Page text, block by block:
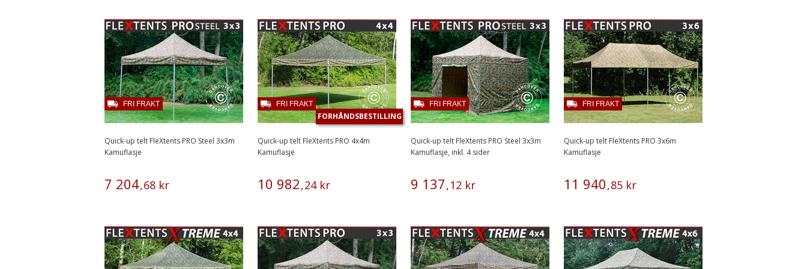
Quick-up telt FleXtents PRO Steel 3x3m
Kamuflasje
7 204,68 kr
FRI FRAKT
Quick-up telt FleXtents PRO 4x4m
Kamuflasje
10 982,24kr
FORHÅNDSBESTILLING
FRI FRAKT
Quick-up telt FleXtents PRO Steel 3x3m
Kamuflasje, inkl. 4 sider
9 137,12 kr
FRI FRAKT
Quick-up telt FleXtents PRO 3x6m
Kamuflasje
11 940,85 kr
FRI FRAKT